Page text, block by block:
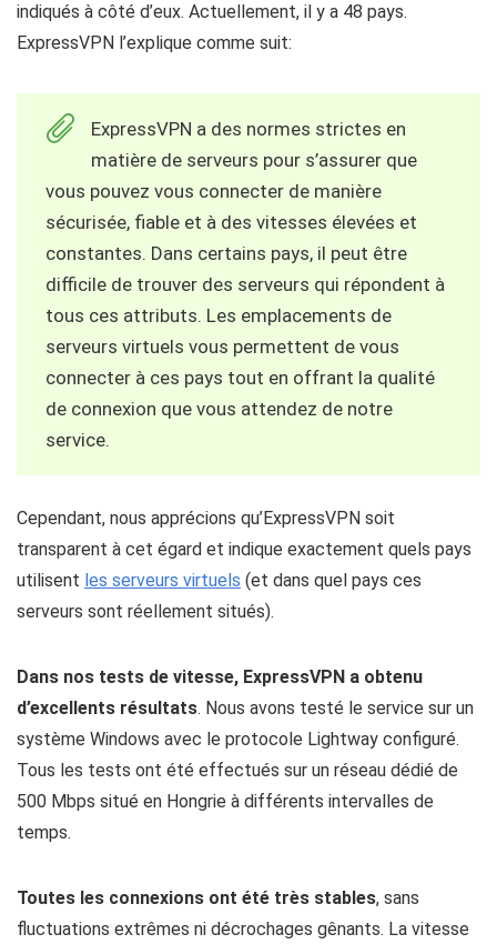
indiqués à côté d’eux. Actuellement, il y a 48 pays.
ExpressVPN l’explique comme suit:
ExpressVPN a des normes strictes en
matière de serveurs pour s’assurer que
vous pouvez vous connecter de manière
sécurisée, fiable et à des vitesses élevées et
constantes. Dans certains pays, il peut être
difficile de trouver des serveurs qui répondent à
tous ces attributs. Les emplacements de
serveurs virtuels vous permettent de vous
connecter à ces pays tout en offrant la qualité
de connexion que vous attendez de notre
service.
Cependant, nous apprécions qu’ExpressVPN soit
transparent à cet égard et indique exactement quels pays
utilisent les serveurs virtuels (et dans quel pays ces
serveurs sont réellement situés).
Dans nos tests de vitesse, ExpressVPN a obtenu
d’excellents résultats. Nous avons testé le service sur un
système Windows avec le protocole Lightway configuré.
Tous les tests ont été effectués sur un réseau dédié de
500 Mbps situé en Hongrie à différents intervalles de
temps.
Toutes les connexions ont été très stables, sans
fluctuations extrêmes ni décrochages gênants. La vitesse